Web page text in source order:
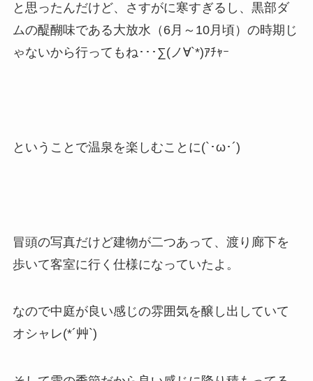
と思ったんだけど、さすがに寒すぎるし、黒部ダ
ムの醍醐味である大放水（6月～10月頃）の時期じ
ゃないから行ってもね･･･∑(ノ∀`*)ｱﾁｬｰ
ということで温泉を楽しむことに(`･ω･´)
冒頭の写真だけど建物が二つあって、渡り廊下を
歩いて客室に行く仕様になっていたよ。
なので中庭が良い感じの雰囲気を醸し出していて
オシャレ(*´艸`)